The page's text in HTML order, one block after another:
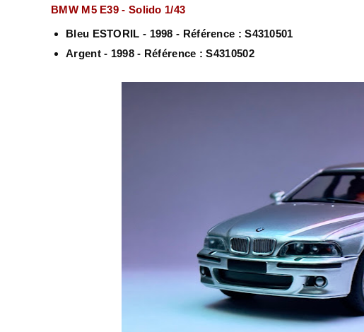
BMW M5 E39 - Solido 1/43
Bleu ESTORIL - 1998 - Référence : S4310501
Argent - 1998 - Référence : S4310502